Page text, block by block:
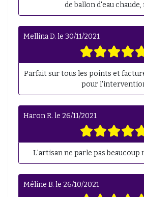
de ballon d'eau
Mellina D. le 30/11/2021
Parfait sur tous les points et
pour
Haron R. le 26/11/2021
L'artisan ne parle pas beaucoup
Méline B. le 26/10/2021